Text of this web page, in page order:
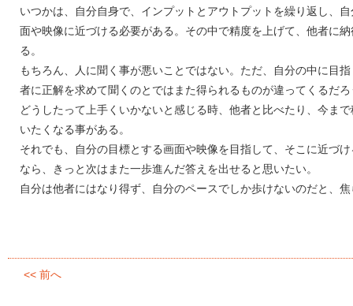
いつかは、自分自身で、インプットとアウトプットを繰り返し、
面や映像に近づける必要がある。その中で精度を上げて、他者に
る。
もちろん、人に聞く事が悪いことではない。ただ、自分の中に目
者に正解を求めて聞くのとではまた得られるものが違ってくるだろ
どうしたって上手くいかないと感じる時、他者と比べたり、今ま
いたくなる事がある。
それでも、自分の目標とする画面や映像を目指して、そこに近づ
なら、きっと次はまた一歩進んだ答えを出せると思いたい。
自分は他者にはなり得ず、自分のペースでしか歩けないのだと、
<< 前へ